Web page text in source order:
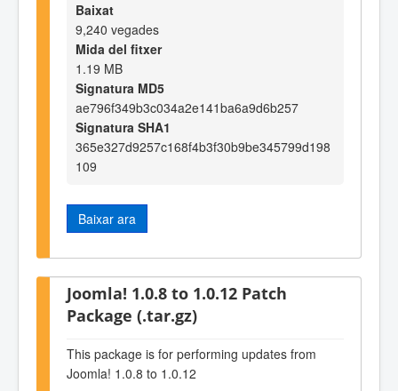
Baixat
9,240 vegades
Mida del fitxer
1.19 MB
Signatura MD5
ae796f349b3c034a2e141ba6a9d6b257
Signatura SHA1
365e327d9257c168f4b3f30b9be345799d198
109
Baixar ara
Joomla! 1.0.8 to 1.0.12 Patch
Package (.tar.gz)
This package is for performing updates from
Joomla! 1.0.8 to 1.0.12